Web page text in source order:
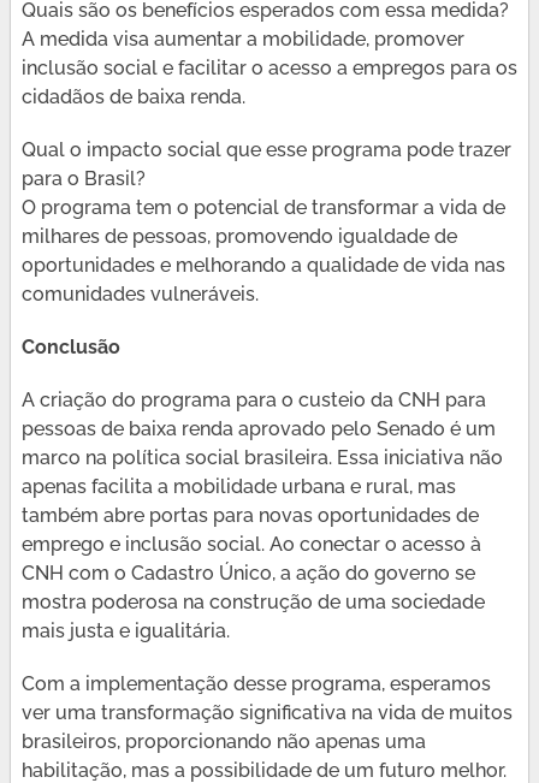
Quais são os benefícios esperados com essa medida?
A medida visa aumentar a mobilidade, promover
inclusão social e facilitar o acesso a empregos para os
cidadãos de baixa renda.
Qual o impacto social que esse programa pode trazer
para o Brasil?
O programa tem o potencial de transformar a vida de
milhares de pessoas, promovendo igualdade de
oportunidades e melhorando a qualidade de vida nas
comunidades vulneráveis.
Conclusão
A criação do programa para o custeio da CNH para
pessoas de baixa renda aprovado pelo Senado é um
marco na política social brasileira. Essa iniciativa não
apenas facilita a mobilidade urbana e rural, mas
também abre portas para novas oportunidades de
emprego e inclusão social. Ao conectar o acesso à
CNH com o Cadastro Único, a ação do governo se
mostra poderosa na construção de uma sociedade
mais justa e igualitária.
Com a implementação desse programa, esperamos
ver uma transformação significativa na vida de muitos
brasileiros, proporcionando não apenas uma
habilitação, mas a possibilidade de um futuro melhor.